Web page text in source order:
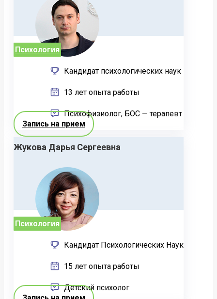
Психология
Кандидат психологических наук
13 лет опыта работы
Психофизиолог, БОС — терапевт
Запись на прием
Жукова Дарья Сергеевна
Психология
Кандидат Психологических Наук
15 лет опыта работы
Детский психолог